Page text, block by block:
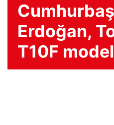
Erdoğan,
T10F